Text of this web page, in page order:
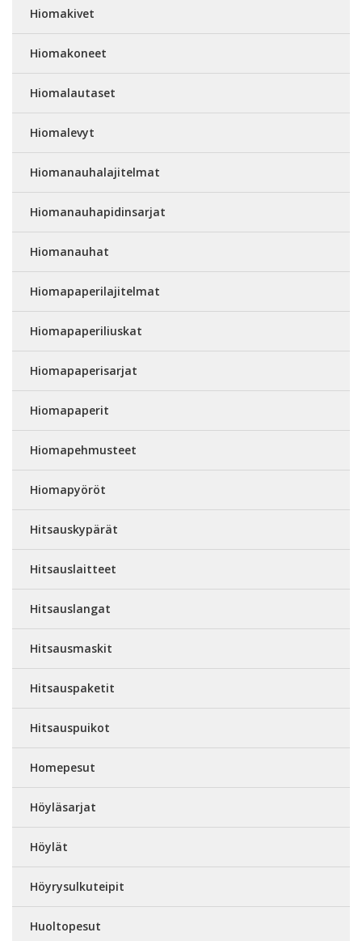
Hiomakivet
Hiomakoneet
Hiomalautaset
Hiomalevyt
Hiomanauhalajitelmat
Hiomanauhapidinsarjat
Hiomanauhat
Hiomapaperilajitelmat
Hiomapaperiliuskat
Hiomapaperisarjat
Hiomapaperit
Hiomapehmusteet
Hiomapyöröt
Hitsauskypärät
Hitsauslaitteet
Hitsauslangat
Hitsausmaskit
Hitsauspaketit
Hitsauspuikot
Homepesut
Höyläsarjat
Höylät
Höyrysulkuteipit
Huoltopesut